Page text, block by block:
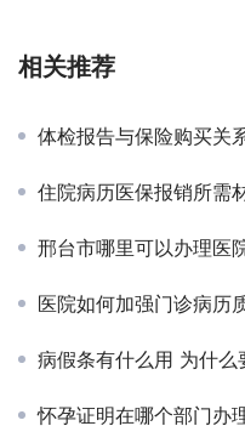
相关推荐
体检报告与保险购买关系
住院病历医保报销所需
邢台市哪里可以办理医
医院如何加强门诊病历
病假条有什么用 为什么
怀孕证明在哪个部门办